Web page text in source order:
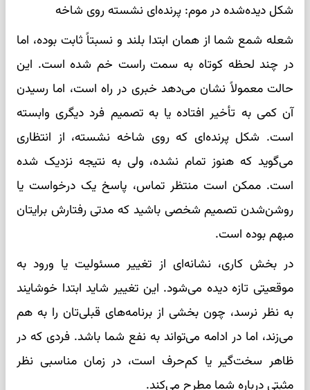
شکل دیده‌شده در موم: پرنده‌ای نشسته روی شاخه
شعله شمع شما از همان ابتدا بلند و نسبتاً ثابت بوده، اما
در چند لحظه کوتاه به سمت راست خم شده است. این
حالت معمولاً نشان می‌دهد خبری در راه است، اما رسیدن
آن کمی به تأخیر افتاده یا به تصمیم فرد دیگری وابسته
است. شکل پرنده‌ای که روی شاخه نشسته، از انتظاری
می‌گوید که هنوز تمام نشده، ولی به نتیجه نزدیک شده
است. ممکن است منتظر تماس، پاسخ یک درخواست یا
روشن‌شدن تصمیم شخصی باشید که مدتی رفتارش برایتان
مبهم بوده است.
در بخش کاری، نشانه‌ای از تغییر مسئولیت یا ورود به
موقعیتی تازه دیده می‌شود. این تغییر شاید ابتدا خوشایند
به نظر نرسد، چون بخشی از برنامه‌های قبلی‌تان را به هم
می‌زند، اما در ادامه می‌تواند به نفع شما باشد. فردی که در
ظاهر سخت‌گیر یا کم‌حرف است، در زمان مناسبی نظر
مثبتی درباره شما مطرح می‌کند.